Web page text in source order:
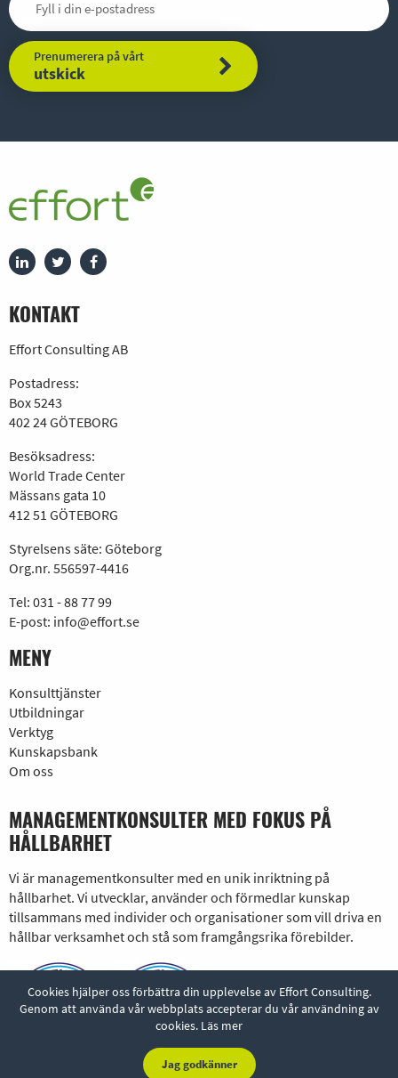
Prenumerera på vårt
utskick
KONTAKT
Effort Consulting AB
Postadress:
Box 5243
402 24 GÖTEBORG
Besöksadress:
World Trade Center
Mässans gata 10
412 51 GÖTEBORG
Styrelsens säte: Göteborg
Org.nr. 556597-4416
Tel: 031 - 88 77 99
E-post: info@effort.se
MENY
Konsulttjänster
Utbildningar
Verktyg
Kunskapsbank
Om oss
MANAGEMENTKONSULTER MED FOKUS PÅ
HÅLLBARHET
Vi är managementkonsulter med en unik inriktning på
hållbarhet. Vi utvecklar, använder och förmedlar kunskap
tillsammans med individer och organisationer som vill driva en
hållbar verksamhet och stå som framgångsrika förebilder.
Cookies hjälper oss förbättra din upplevelse av Effort Consulting.
Genom att använda vår webbplats accepterar du vår användning av
cookies. Läs mer
Jag godkänner